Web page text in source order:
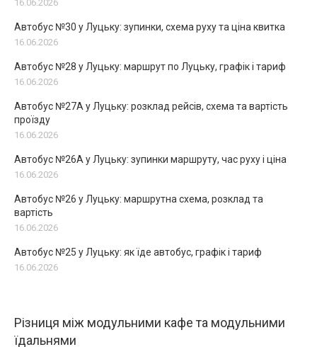
16.06.2026
Автобус №30 у Луцьку: зупинки, схема руху та ціна квитка
16.06.2026
Автобус №28 у Луцьку: маршрут по Луцьку, графік і тариф
16.06.2026
Автобус №27А у Луцьку: розклад рейсів, схема та вартість
проїзду
16.06.2026
Автобус №26А у Луцьку: зупинки маршруту, час руху і ціна
16.06.2026
Автобус №26 у Луцьку: маршрутна схема, розклад та
вартість
16.06.2026
Автобус №25 у Луцьку: як їде автобус, графік і тариф
16.06.2026
Різниця між модульними кафе та модульними
їдальнями